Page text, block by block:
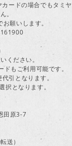
ードの場合でもタミヤ
。
願いします。
ください。
もご利用可能です。
引となります。
となります。
田原3-7
送）